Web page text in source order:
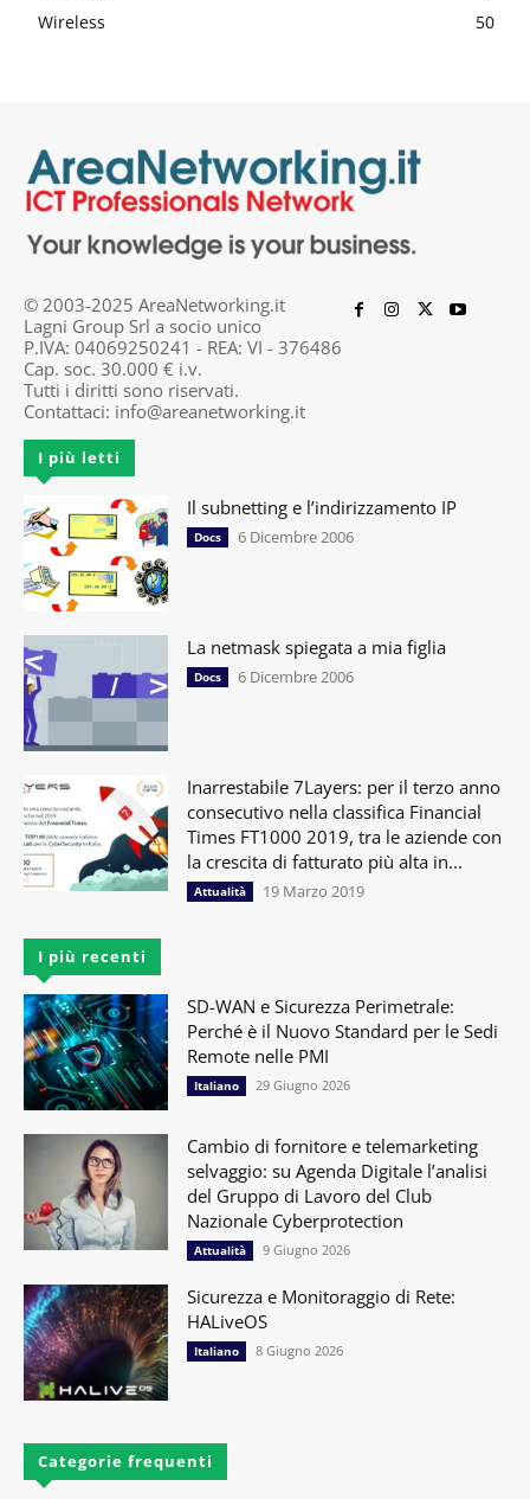
Wireless
50
© 2003-2025 AreaNetworking.it
Lagni Group Srl a socio unico
P.IVA: 04069250241 - REA: VI - 376486
Cap. soc. 30.000 € i.v.
Tutti i diritti sono riservati.
Contattaci: info@areanetworking.it
I più letti
Il subnetting e l’indirizzamento IP
Docs 6 Dicembre 2006
La netmask spiegata a mia figlia
Docs 6 Dicembre 2006
Inarrestabile 7Layers: per il terzo anno
consecutivo nella classifica Financial
Times FT1000 2019, tra le aziende con
la crescita di fatturato più alta in...
Attualità 19 Marzo 2019
I più recenti
SD-WAN e Sicurezza Perimetrale:
Perché è il Nuovo Standard per le Sedi
Remote nelle PMI
Italiano 29 Giugno 2026
Cambio di fornitore e telemarketing
selvaggio: su Agenda Digitale l’analisi
del Gruppo di Lavoro del Club
Nazionale Cyberprotection
Attualità 9 Giugno 2026
Sicurezza e Monitoraggio di Rete:
HALiveOS
Italiano 8 Giugno 2026
Categorie frequenti